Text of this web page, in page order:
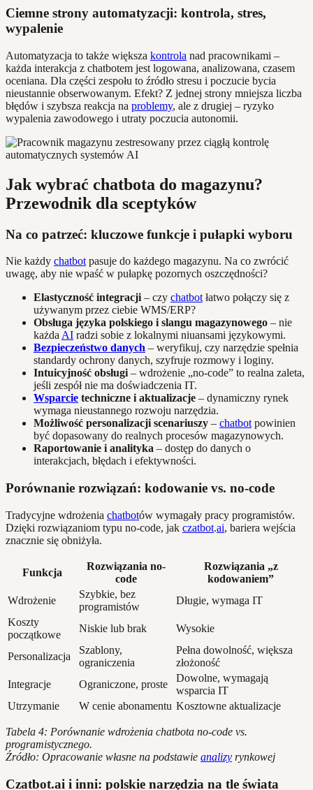
Ciemne strony automatyzacji: kontrola, stres,
wypalenie
Automatyzacja to także większa kontrola nad pracownikami –
każda interakcja z chatbotem jest logowana, analizowana, czasem
oceniana. Dla części zespołu to źródło stresu i poczucie bycia
nieustannie obserwowanym. Efekt? Z jednej strony mniejsza liczba
błędów i szybsza reakcja na problemy, ale z drugiej – ryzyko
wypalenia zawodowego i utraty poczucia autonomii.
Jak wybrać chatbota do magazynu?
Przewodnik dla sceptyków
Na co patrzeć: kluczowe funkcje i pułapki wyboru
Nie każdy chatbotpasuje do każdego magazynu. Na co zwrócić
uwagę, aby nie wpaść w pułapkę pozornych oszczędności?
Elastyczność integracji– czy chatbotłatwo połączy się z
używanym przez ciebie WMS/ERP?
Obsługa języka polskiego i slangu magazynowego – nie
każdaAI radzi sobie z lokalnymi niuansami językowymi.
Bezpieczeństwo danych – weryfikuj, czy narzędzie spełnia
standardy ochrony danych, szyfruje rozmowy i loginy.
Intuicyjność obsługi– wdrożenie „no-code” to realna zaleta,
jeśli zespół nie ma doświadczenia IT.
Wsparcie techniczne i aktualizacje – dynamiczny rynek
wymaga nieustannego rozwoju narzędzia.
Możliwość personalizacji scenariuszy – chatbotpowinien
być dopasowany do realnych procesów magazynowych.
Raportowanie i analityka – dostęp do danych o
interakcjach, błędach i efektywności.
Porównanie rozwiązań: kodowanie vs. no-code
Tradycyjne wdrożenia chatbotów wymagały pracy programistów.
Dzięki rozwiązaniom typu no-code, jak czatbot.ai, bariera wejścia
znacznie się obniżyła.
Funkcja
Rozwiązania no-
code
Rozwiązania „z
kodowaniem”
Wdrożenie
Szybkie, bez
programistów
Długie, wymaga IT
Koszty
początkowe
Niskie lub brak Wysokie
Personalizacja
Szablony,
ograniczenia
Pełna dowolność, większa
złożoność
Integracje
Ograniczone, proste
Dowolne, wymagają
wsparcia IT
Utrzymanie
W cenie abonamentu Kosztowne aktualizacje
Tabela 4: Porównanie wdrożenia chatbota no-code vs.
programistycznego.
Źródło: Opracowanie własne na podstawie analizy rynkowej
Czatbot.ai i inni: polskie narzędzia na tle świata